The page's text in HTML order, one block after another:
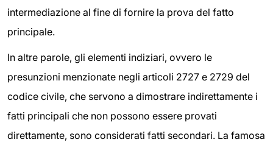
intermediazione al fine di fornire la prova del fatto
principale.
In altre parole, gli elementi indiziari, ovvero le
presunzioni menzionate negli articoli 2727 e 2729 del
codice civile, che servono a dimostrare indirettamente i
fatti principali che non possono essere provati
direttamente, sono considerati fatti secondari. La famosa